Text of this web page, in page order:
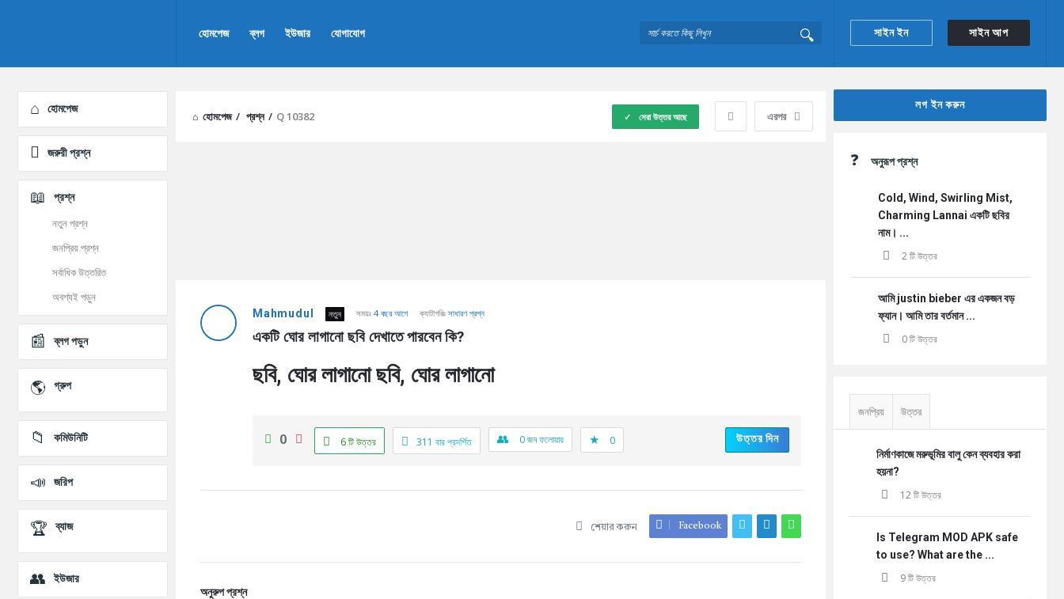
সাইন ইন সাইন আপ
Navigation
হোমপেজ ব্লগ ইউজার যোগাযোগ
হোমপেজ / প্রশ্ন / Q 10382 এরপর
সেরা উত্তর আছে
Latest
Mahmudul নতুন সময়ঃ4 বছর আগে ক্যাটাগরিঃসাধারণ প্রশ্ন
একটি ঘোর লাগানো ছবি দেখাতে পারবেন কি?
ছবি, ঘোর লাগানো ছবি, ঘোর লাগানো
0 6 টি উত্তর 311 বার প্রদর্শিত 0জন ফলোয়ার 0 উত্তর দিন
শেয়ার করুন Facebook
অনুরুপ প্রশ্ন
লগ ইন করুন
অনুরূপ প্রশ্ন
Cold, Wind, Swirling Mist,
Charming Lannai একটি ছবির
নাম। ...
2 টি উত্তর
আমি justin bieber এর একজন বড়
ফ্যান। আমি তার বর্তমান ...
0 টি উত্তর
জনপ্রিয় উত্তর
নির্মাণকাজে মরুভূমির বালু কেন ব্যবহার করা
হয়না?
12 টি উত্তর
Is Telegram MOD APK safe
to use? What are the ...
9 টি উত্তর
Explore
হোমপেজ
জরুরী প্রশ্ন
প্রশ্ন
নতুন প্রশ্ন
জনপ্রিয় প্রশ্ন
সর্বাধিক উত্তরিত
অবশ্যই পড়ুন
ব্লগ পড়ুন
গ্রুপ
কমিউনিটি
জরিপ
ব্যাজ
ইউজার